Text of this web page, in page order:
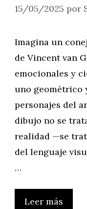
15/05/2025 por
Imagina un
de Vincent van
emocionales y
uno geométrico
personajes del
dibujo no se
realidad —se
del lenguaje
…
Leer más